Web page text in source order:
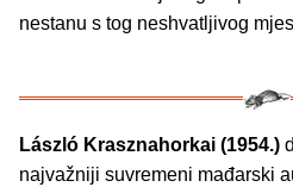
nestanu s tog neshvatljivog
László Krasznahorkai (1954.)
najvažniji suvremeni mađarski